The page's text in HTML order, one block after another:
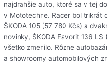
najdrahšie auto, ktoré sa v tej
v Mototechne. Racer bol trikrát
ŠKODA 105 (57 780 Kčs) a
novinky, ŠKODA Favorit 136
všetko zmenilo. Rôzne
a showroomy automobilových